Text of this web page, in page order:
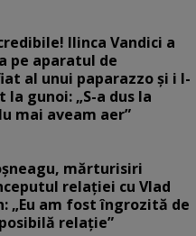
Ilinca Vandici a
pe aparatul de
al unui paparazzo și i l-
la gunoi: „S-a dus la
mai aveam aer”
mărturisiri
relației cu Vlad
„Eu am fost îngrozită de
relație”